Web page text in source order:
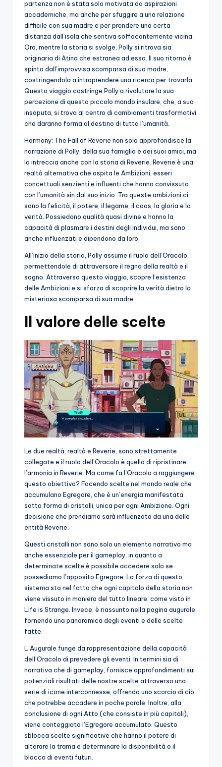
partenza non è stata solo motivata da aspirazioni
accademiche, ma anche per sfuggire a una relazione
difficile con sua madre e per prendere una certa
distanza dall’isola che sentiva soffocantemente vicina.
Ora, mentre la storia si svolge, Polly si ritrova sia
originaria di Atina che estranea ad essa. Il suo ritorno è
spinto dall’improvvisa scomparsa di sua madre,
costringendola a intraprendere una ricerca per trovarla.
Questo viaggio costringe Polly a rivalutare la sua
percezione di questo piccolo mondo insulare, che, a sua
insaputa, si trova al centro di cambiamenti trasformativi
che daranno forma al destino di tutta l’umanità.
Harmony: The Fall of Reverie non solo approfondisce la
narrazione di Polly, della sua famiglia e dei suoi amici, ma
la intreccia anche con la storia di Reverie. Reverie è una
realtà alternativa che ospita le Ambizioni, esseri
concettuali senzienti e influenti che hanno convissuto
con l’umanità sin dal suo inizio. Tra queste ambizioni ci
sono la felicità, il potere, il legame, il caos, la gloria e la
verità. Possiedono qualità quasi divine e hanno la
capacità di plasmare i destini degli individui, ma sono
anche influenzati e dipendono da loro.
All’inizio della storia, Polly assume il ruolo dell’Oracolo,
permettendole di attraversare il regno della realtà e il
sogno. Attraverso questo viaggio, scopre l’esistenza
delle Ambizioni e si sforza di scoprire la verità dietro la
misteriosa scomparsa di sua madre.
Il valore delle scelte
Le due realtà, realtà e Reverie, sono strettamente
collegate e il ruolo dell’Oracolo è quello di ripristinare
l’armonia in Reverie. Ma come fa l’Oracolo a raggiungere
questo obiettivo? Facendo scelte nel mondo reale che
accumulano Egregore, che è un’energia manifestata
sotto forma di cristalli, unica per ogni Ambizione. Ogni
decisione che prendiamo sarà influenzata da una delle
entità Reverie.
Questi cristalli non sono solo un elemento narrativo ma
anche essenziale per il gameplay, in quanto a
determinate scelte è possibile accedere solo se
possediamo l’apposito Egregore. La forza di questo
sistema sta nel fatto che ogni capitolo della storia non
viene vissuto in maniera del tutto lineare, come visto in
Life is Strange. Invece, è riassunto nella pagina augurale,
fornendo una panoramica degli eventi e delle scelte
fatte.
L’Augurale funge da rappresentazione della capacità
dell’Oracolo di prevedere gli eventi. In termini sia di
narrativa che di gameplay, fornisce approfondimenti sui
potenziali risultati delle nostre scelte attraverso una
serie di icone interconnesse, offrendo uno scorcio di ciò
che potrebbe accadere in poche parole. Inoltre, alla
conclusione di ogni Atto (che consiste in più capitoli),
viene conteggiato l’Egregore accumulato. Questo
sblocca scelte significative che hanno il potere di
alterare la trama e determinare la disponibilità o il
blocco di eventi futuri.